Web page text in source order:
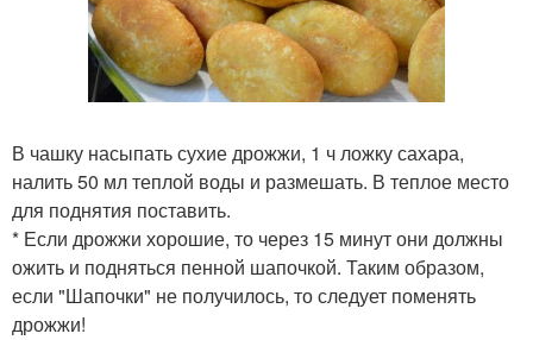
В чашку насыпать сухие дрожжи, 1 ч ложку сахара,
налить 50 мл теплой воды и размешать. В теплое место
для поднятия поставить.
* Если дрожжи хорошие, то через 15 минут они должны
ожить и подняться пенной шапочкой. Таким образом,
если "Шапочки" не получилось, то следует поменять
дрожжи!